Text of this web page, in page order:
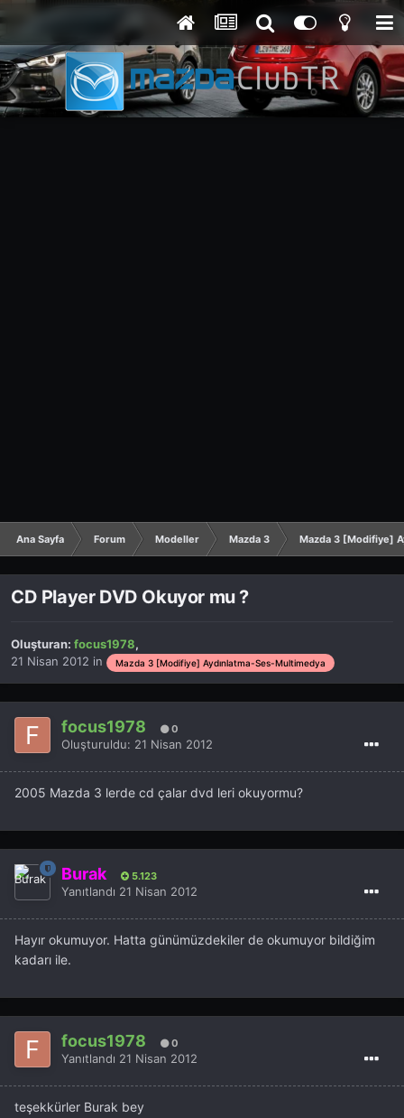
Ana Sayfa Forum Modeller Mazda 3 Mazda 3 [Modifiye]
CD Player DVD Okuyor mu ?
Oluşturan: focus1978,
21 Nisan 2012 in Mazda 3 [Modifiye] Aydınlatma-Ses-Multimedya
focus1978 0
Oluşturuldu: 21 Nisan 2012
2005 Mazda 3 lerde cd çalar dvd leri okuyormu?
Burak 5.123
Yanıtlandı 21 Nisan 2012
Hayır okumuyor. Hatta günümüzdekiler de okumuyor bildiğim
kadarı ile.
focus1978 0
Yanıtlandı 21 Nisan 2012
teşekkürler Burak bey